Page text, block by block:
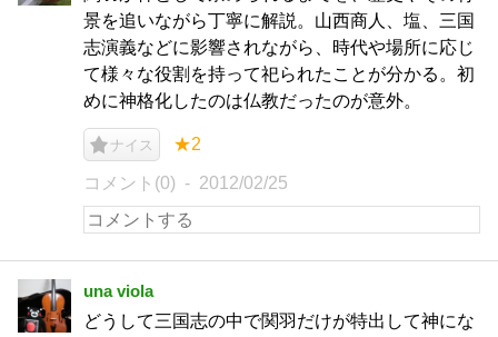
景を追いながら丁寧に解説。山西商人、塩、三国
志演義などに影響されながら、時代や場所に応じ
て様々な役割を持って祀られたことが分かる。初
めに神格化したのは仏教だったのが意外。
ナイス ★2
コメント(0) 2012/02/25
una viola
どうして三国志の中で関羽だけが特出して神にな